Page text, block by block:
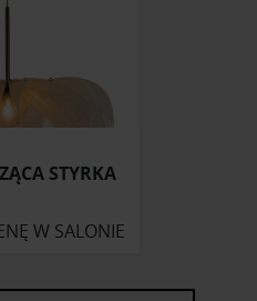
i analitycznym.
STYRKA
W SALONIE